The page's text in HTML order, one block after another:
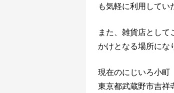
も気軽に利用してい
また、雑貨店として
かけとなる場所にな
現在のにじいろ小町
東京都武蔵野市吉